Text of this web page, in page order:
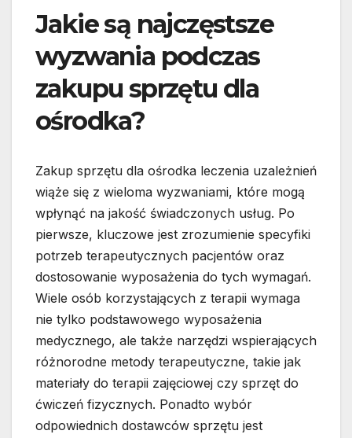
Jakie są najczęstsze
wyzwania podczas
zakupu sprzętu dla
ośrodka?
Zakup sprzętu dla ośrodka leczenia uzależnień
wiąże się z wieloma wyzwaniami, które mogą
wpłynąć na jakość świadczonych usług. Po
pierwsze, kluczowe jest zrozumienie specyfiki
potrzeb terapeutycznych pacjentów oraz
dostosowanie wyposażenia do tych wymagań.
Wiele osób korzystających z terapii wymaga
nie tylko podstawowego wyposażenia
medycznego, ale także narzędzi wspierających
różnorodne metody terapeutyczne, takie jak
materiały do terapii zajęciowej czy sprzęt do
ćwiczeń fizycznych. Ponadto wybór
odpowiednich dostawców sprzętu jest